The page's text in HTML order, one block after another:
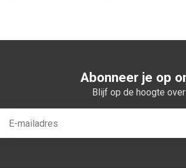
Abonneer je op
Blijf op de hoogte